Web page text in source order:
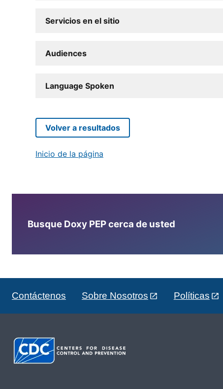
Servicios en el sitio
Audiences
Language Spoken
Volver a resultados
Inicio de la página
Busque Doxy PEP cerca de usted
Contáctenos Sobre Nosotros Políticas